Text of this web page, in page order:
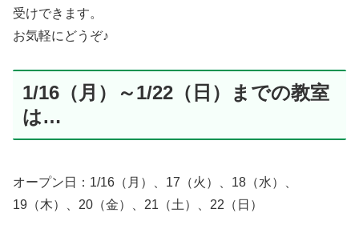
受けできます。
お気軽にどうぞ♪
1/16（月）～1/22（日）までの教室
は…
オープン日：1/16（月）、17（火）、18（水）、
19（木）、20（金）、21（土）、22（日）